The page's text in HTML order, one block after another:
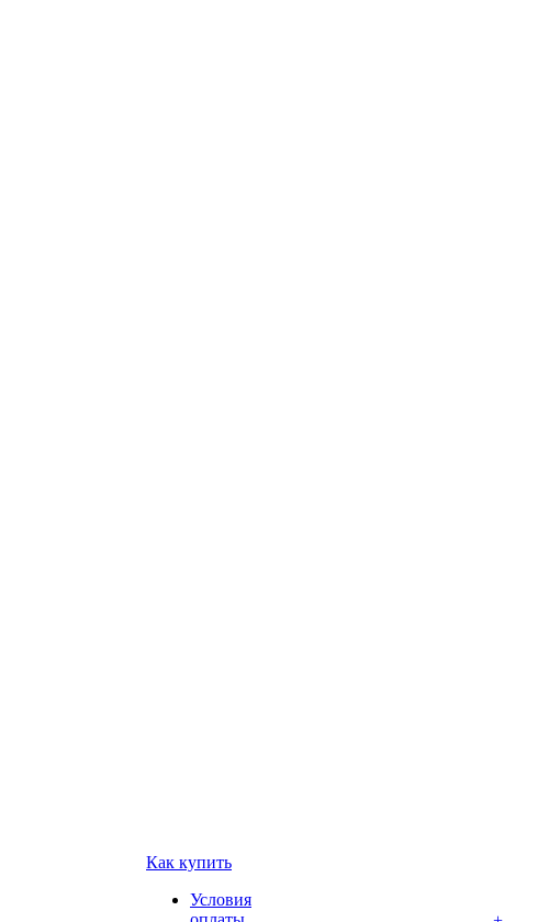
Как купить
Условия